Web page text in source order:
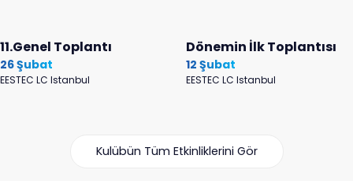
11.Genel Toplantı
26 Şubat
EESTEC LC Istanbul
Dönemin İlk Toplantısı
12 Şubat
EESTEC LC Istanbul
Kulübün Tüm Etkinliklerini Gör